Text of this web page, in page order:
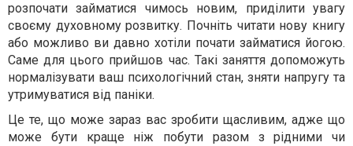
розпочати займатися чимось новим, приділити увагу
своєму духовному розвитку. Почніть читати нову книгу
або можливо ви давно хотіли почати займатися йогою.
Саме для цього прийшов час. Такі заняття допоможуть
нормалізувати ваш психологічний стан, зняти напругу та
утримуватися від паніки.
Це те, що може зараз вас зробити щасливим, адже що
може бути краще ніж побути разом з рідними чи